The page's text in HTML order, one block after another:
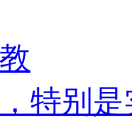
特别